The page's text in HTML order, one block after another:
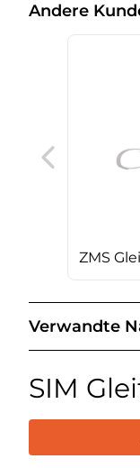
Andere
ZMS
Verwandte
SIM